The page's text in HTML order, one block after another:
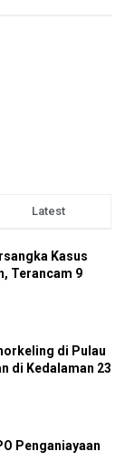
Latest
Kasus
Terancam 9
di Pulau
di Kedalaman 23
Penganiayaan